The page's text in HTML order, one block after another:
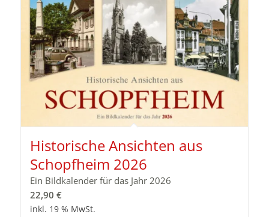
Historische Ansichten aus
Schopfheim 2026
Ein Bildkalender für das Jahr 2026
22,90 €
inkl. 19 % MwSt.